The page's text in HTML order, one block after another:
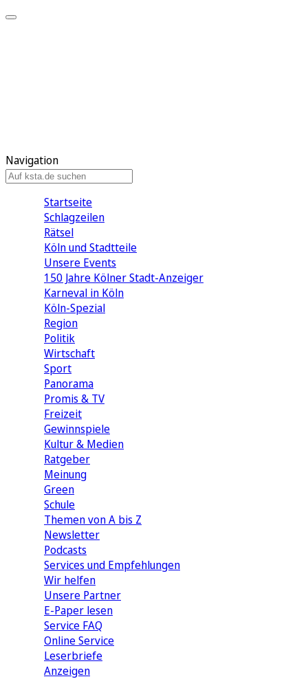
Navigation
Startseite
Schlagzeilen
Rätsel
Köln und Stadtteile
Unsere Events
150 Jahre Kölner Stadt-Anzeiger
Karneval in Köln
Köln-Spezial
Region
Politik
Wirtschaft
Sport
Panorama
Promis & TV
Freizeit
Gewinnspiele
Kultur & Medien
Ratgeber
Meinung
Green
Schule
Themen von A bis Z
Newsletter
Podcasts
Services und Empfehlungen
Wir helfen
Unsere Partner
E-Paper lesen
Service FAQ
Online Service
Leserbriefe
Anzeigen